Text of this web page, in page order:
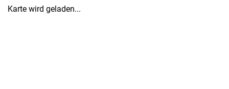
Karte wird geladen...